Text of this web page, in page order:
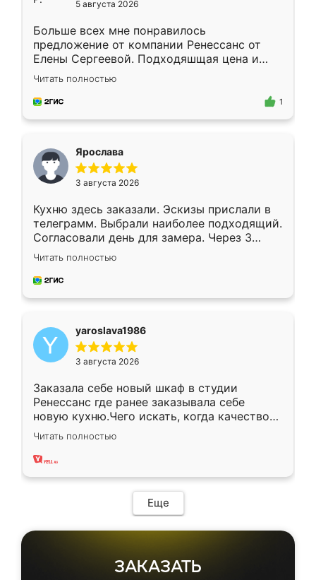
5 августа 2026
Больше всех мне понравилось
предложение от компании Ренессанс от
Елены Сергеевой. Подходяшщая цена и
короткие сроки изготовления. Приехавший
для замера сотрудник Владислав
предложил по моему эскизу самый
Читать полностью
1
Ярослава
3 августа 2026
Кухню здесь заказали. Эскизы прислали в
телеграмм. Выбрали наиболее подходящий.
Согласовали день для замера. Через 3
недели кухня была уже готова. Остались
довольны работой. Спасибо Ренессанс
мебель за качественную работу!
Читать полностью
yaroslava1986
3 августа 2026
Заказала себе новый шкаф в студии
Ренессанс где ранее заказывала себе
новую кухню.Чего искать, когда качеством
вполне довольна. Служит кухня уже почти
два года, нареканий нет.
Читать полностью
Еще
ЗАКАЗАТЬ